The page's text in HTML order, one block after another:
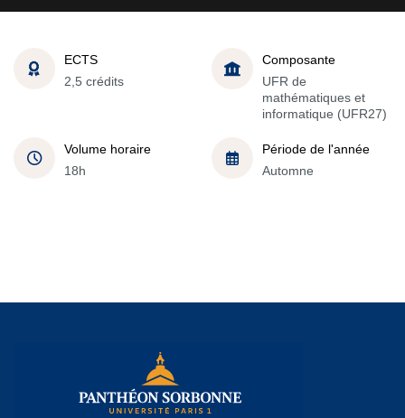
ECTS
2,5 crédits
Composante
UFR de
mathématiques et
informatique (UFR27)
Volume horaire
18h
Période de l'année
Automne